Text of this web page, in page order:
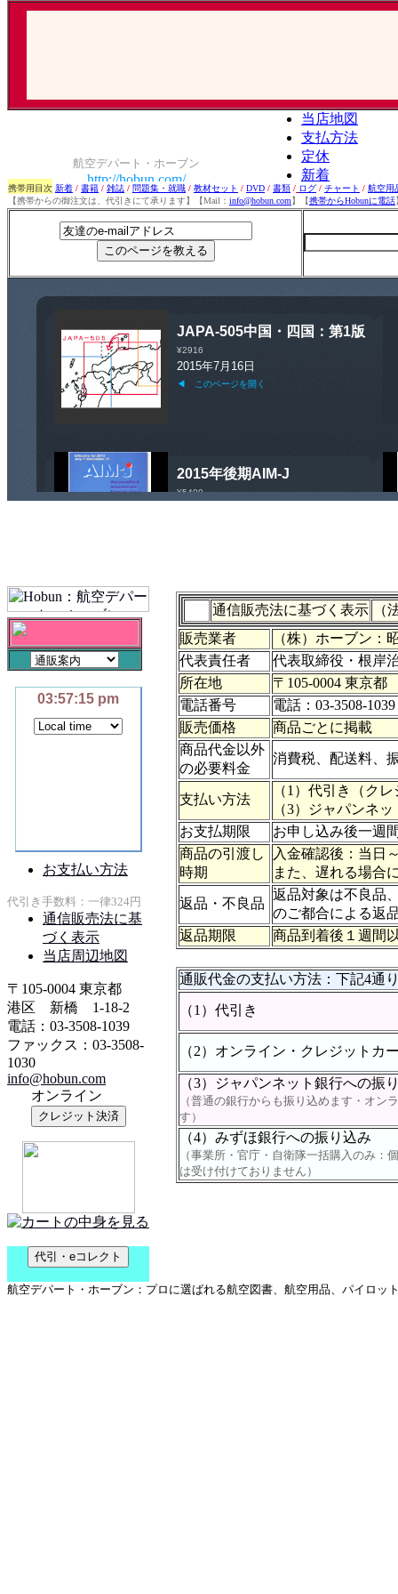
携帯用目次 新着 / 書籍 / 雑誌 / 問題集・就職 / 教材セット / DVD / 書類 / ログ / チャート / 航空用
【携帯からの御注文は、代引きにて承ります】【Mail： info@hobun.com】【携帯からHobunに電話
通信販売法に基づく表示
（
販売業者
（株）ホーブン：
代表責任者
代表取締役・根岸
所在地
〒105-0004 東京
電話番号
電話：03-3508-
販売価格
商品ごとに掲載
商品代金以外
の必要料金
消費税、配送料、
支払い方法
（1）代引き（ク
（3）ジャパンネ
お支払期限
お申し込み後一週
商品の引渡し
時期
入金確認後：当日
また、遅れる場合
返品・不良品
返品対象は不良品
のご都合による返
返品期限
商品到着後１週間
通販代金の支払い方法：下記4通
（1）代引き
（2）オンライン・クレジットカ
（3）ジャパンネット銀行への振
（普通の銀行からも振り込めます・オン
す）
（4）みずほ銀行への振り込み
（事業所・官庁・自衛隊一括購入のみ：
は受け付けておりません）
航空デパート・ホーブン：プロに選ばれる航空図書、航空用品、パイロッ